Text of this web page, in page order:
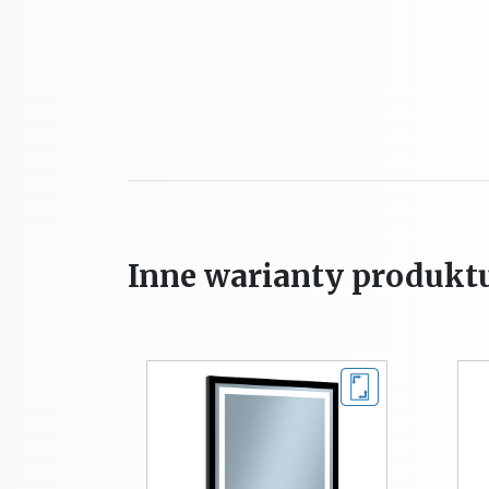
Inne warianty